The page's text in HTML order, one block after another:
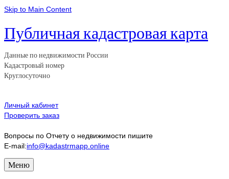
Skip to Main Content
Публичная кадастровая карта
Данные по недвижимости России
Кадастровый номер
Круглосуточно
Личный кабинет
Проверить заказ
Вопросы по Отчету о недвижимости пишите
E-mail:info@kadastrmapp.online
Меню